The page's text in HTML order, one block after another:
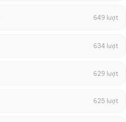
649 lượt
634 lượt
629 lượt
625 lượt